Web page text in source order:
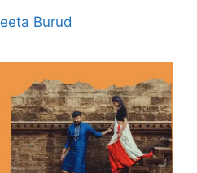
Burud